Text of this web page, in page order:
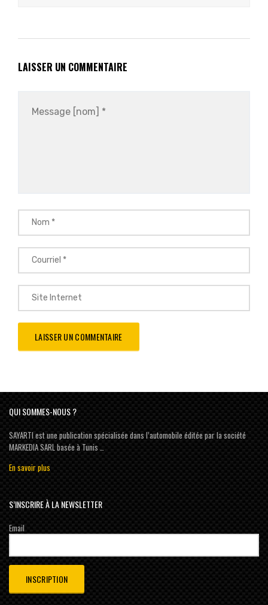
LAISSER UN COMMENTAIRE
QUI SOMMES-NOUS ?
SAYARTI est une publication spécialisée dans l’automobile éditée par la société
MARKEDIA SARL basée à Tunis …
En savoir plus
S’INSCRIRE À LA NEWSLETTER
Email